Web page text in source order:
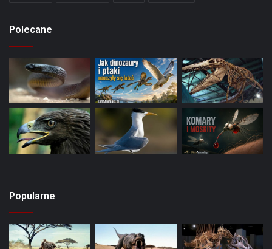
Polecane
Popularne